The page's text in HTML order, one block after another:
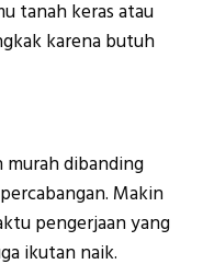
tanah keras atau
karena butuh
murah dibanding
Makin
pengerjaan yang
ikutan naik.